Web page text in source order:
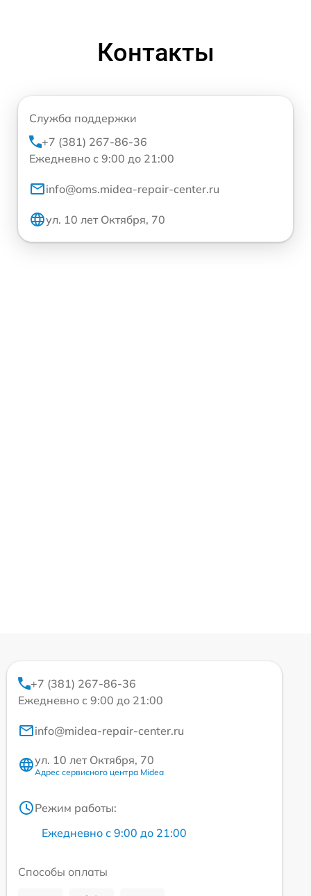
Контакты
Служба поддержки
+7 (381) 267-86-36
Ежедневно с 9:00 до 21:00
info@oms.midea-repair-center.ru
ул. 10 лет Октября, 70
+7 (381) 267-86-36
Ежедневно с 9:00 до 21:00
info@midea-repair-center.ru
ул. 10 лет Октября, 70
Адрес сервисного центра Midea
Режим работы:
Ежедневно с 9:00 до 21:00
Способы оплаты